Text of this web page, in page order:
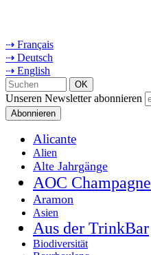
⇢ Français
⇢ Deutsch
⇢ English
Unseren Newsletter abonnieren
Alicante
Alien
Alte Jahrgänge
AOC Champagne
Aramon
Asien
Aus der TrinkBar
Biodiversität